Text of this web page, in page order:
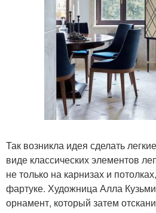
Так возникла идея сделать
виде классических элементов
не только на карнизах и
фартуке. Художница Алла
орнамент, который затем